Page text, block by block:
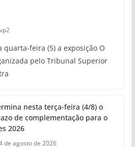
quarta-feira (5) a exposição O
pelo Tribunal Superior
nesta terça-feira (4/8) o
de complementação para o
2026
de agosto de 2026